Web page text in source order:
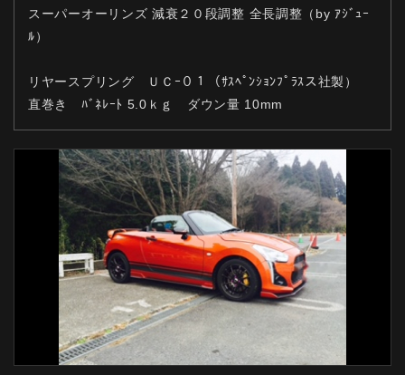
スーパーオーリンズ 減衰２０段調整 全長調整 （by ｱｼﾞｭｰ
ﾙ）
リヤースプリング ＵＣｰ０１
（ｻｽﾍﾟﾝｼｮﾝﾌﾟﾗｽス社製）
直巻き ﾊﾞﾈﾚｰﾄ 5.0ｋｇ ダウン量 10mm